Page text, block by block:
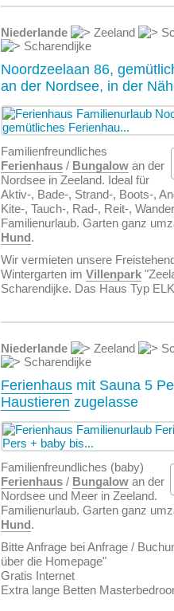
Niederlande Zeeland
Scharendijke
Noordzeelaan 86,
an der Nordsee, in der
Familien­freundliches
Ferienhaus / Bungalow an der
Nordsee in Zeeland. Ideal für
Aktiv-, Bade-, Strand-, Boots-,
Kite-, Tauch-, Rad-, Reit-,
Familienurlaub. Garten ganz
Hund.
Wir vermieten unsere
Wintergarten im Villenpark
Scharendijke. Das Haus Typ
Niederlande Zeeland
Scharendijke
Ferienhaus mit Sauna 5
Haustieren zugelasse
Familien­freundliches (baby)
Ferienhaus / Bungalow an der
Nordsee und Meer in Zeeland.
Familienurlaub. Garten ganz
Hund.
Bitte Anfrage bei Anfrage /
über die Homepage"
Gratis Internet
Extra lange Betten